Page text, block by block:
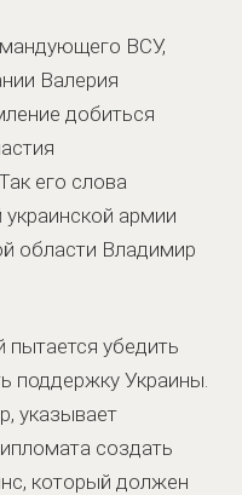
ВСУ,
Валерия
добиться
его слова
армии
области Владимир
убедить
поддержку Украины.
указывает
создать
который должен